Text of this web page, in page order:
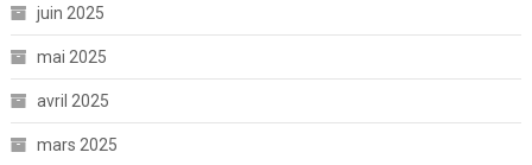
juin 2025
mai 2025
avril 2025
mars 2025